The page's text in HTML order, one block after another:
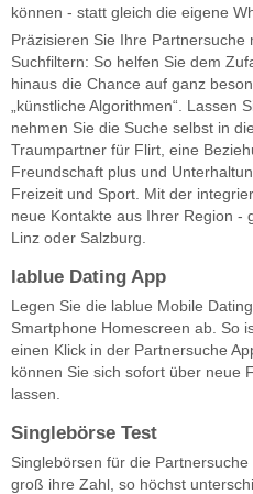
können - statt gleich die eigene
Präzisieren Sie Ihre Partnersuche
Suchfiltern: So helfen Sie dem
hinaus die Chance auf ganz
„künstliche Algorithmen“. Lassen
nehmen Sie die Suche selbst in
Traumpartner für Flirt, eine
Freundschaft plus und
Freizeit und Sport. Mit der
neue Kontakte aus Ihrer Region -
Linz oder Salzburg.
lablue Dating App
Legen Sie die lablue Mobile
Smartphone Homescreen ab. So
einen Klick in der Partnersuche
können Sie sich sofort über neue
lassen.
Singlebörse Test
Singlebörsen für die
groß ihre Zahl, so höchst